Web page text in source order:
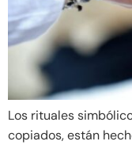
Los rituales
copiados, están